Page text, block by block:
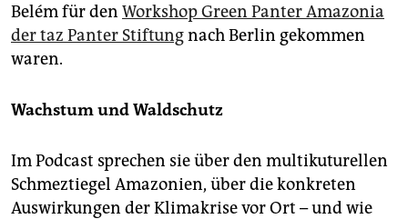
Belém für den Workshop Green Panter Amazonia
der taz Panter Stiftungnach Berlin gekommen
waren.
Wachstum und Waldschutz
Im Podcast sprechen sie über den multikuturellen
Schmeztiegel Amazonien, über die konkreten
Auswirkungen der Klimakrise vor Ort – und wie